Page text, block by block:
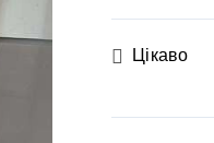
6 млн грн
Цікаво